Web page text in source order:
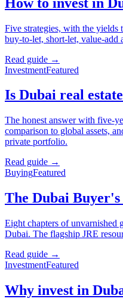
Five strategies, with the
buy-to-let, short-let, value-add
Read guide →
InvestmentFeatured
Is Dubai real
The honest answer with five-
comparison to global assets,
private portfolio.
Read guide →
BuyingFeatured
The Dubai Buyer's
Eight chapters of unvarnished
Dubai. The flagship JRE
Read guide →
InvestmentFeatured
Why invest in